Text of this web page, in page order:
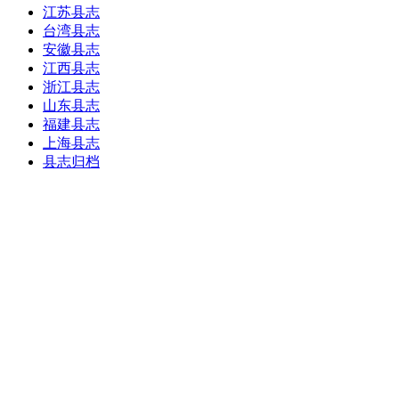
江苏县志
台湾县志
安徽县志
江西县志
浙江县志
山东县志
福建县志
上海县志
县志归档